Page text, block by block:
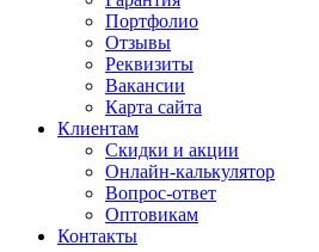
Портфолио
Отзывы
Реквизиты
Вакансии
Карта сайта
Клиентам
Скидки и акции
Онлайн-калькулятор
Вопрос-ответ
Оптовикам
Контакты